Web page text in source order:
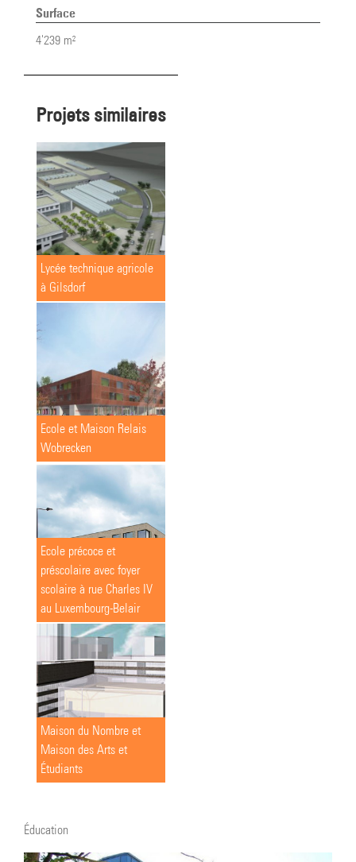
Éducation
Surface
4'239 m²
projets similaires
Lycée technique agricole
à Gilsdorf
Ecole et Maison Relais
Wobrecken
Ecole précoce et
préscolaire avec foyer
scolaire à rue Charles IV
au Luxembourg-Belair
Maison du Nombre et
Maison des Arts et
Étudiants